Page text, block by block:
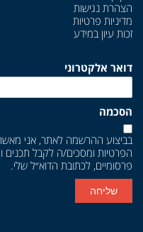
הצהרת נגישות
מדיניות פרטיות
זכות עיון במידע
דואר אלקטרוני
הסכמה
בביצוע ההרשמה לאתר, אני
הפרטיות ומסכים/ה לקבל תכנים
פרסומיים, לכתובת הדוא״ל שלי.
שליחה